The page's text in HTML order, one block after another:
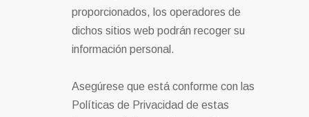
proporcionados, los operadores de
dichos sitios web podrán recoger su
información personal.
Asegúrese que está conforme con las
Políticas de Privacidad de estas